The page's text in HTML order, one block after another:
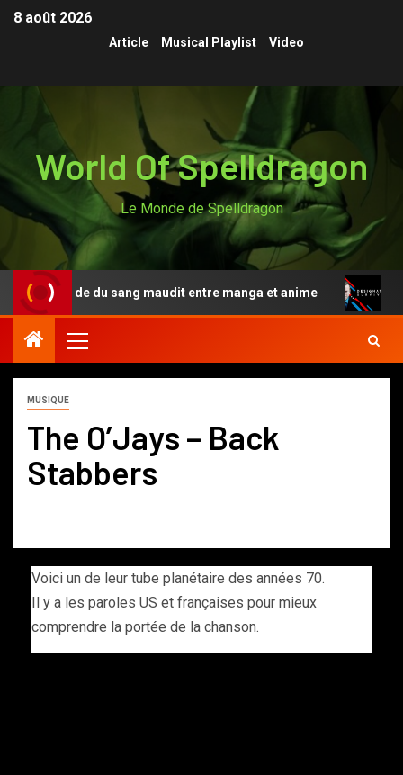
8 août 2026
Article Musical Playlist Video
World Of Spelldragon
Le Monde de Spelldragon
légende du sang maudit entre manga et anime
MUSIQUE
The O’Jays – Back
Stabbers
Voici un de leur tube planétaire des années 70.
Il y a les paroles US et françaises pour mieux
comprendre la portée de la chanson.